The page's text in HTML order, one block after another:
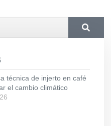
técnica de injerto en café
el cambio climático